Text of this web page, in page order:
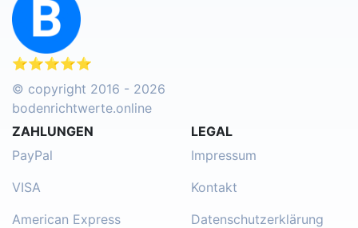
⭐⭐⭐⭐⭐
© copyright 2016 - 2026
bodenrichtwerte.online
ZAHLUNGEN
PayPal
VISA
American Express
LEGAL
Impressum
Kontakt
Datenschutzerklärung